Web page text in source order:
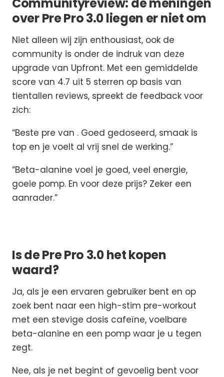
over Pre Pro 3.0 liegen er niet om
Niet alleen wij zijn enthousiast, ook de
community is onder de indruk van deze
upgrade van Upfront. Met een gemiddelde
score van 4.7 uit 5 sterren op basis van
tientallen reviews, spreekt de feedback voor
zich:
“Beste pre van . Goed gedoseerd, smaak is
top en je voelt al vrij snel de werking.”
“Beta-alanine voel je goed, veel energie,
goeie pomp. En voor deze prijs? Zeker een
aanrader.”
Is de Pre Pro 3.0 het kopen
waard?
Ja, als je een ervaren gebruiker bent en op
zoek bent naar een high-stim pre-workout
met een stevige dosis cafeïne, voelbare
beta-alanine en een pomp waar je u tegen
zegt.
Nee, als je net begint of gevoelig bent voor